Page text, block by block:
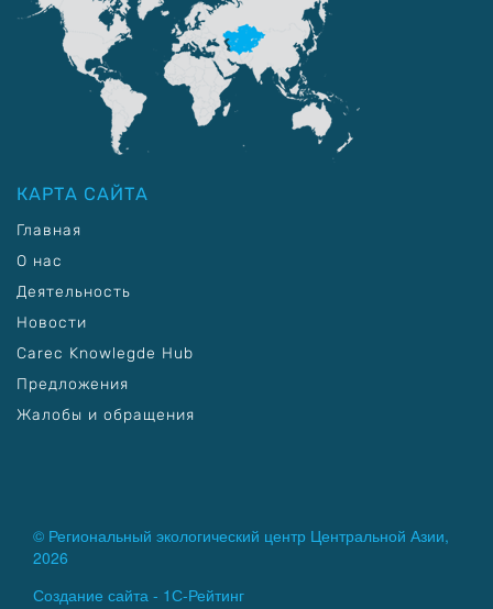
КАРТА САЙТА
Главная
О нас
Деятельность
Новости
Carec Knowlegde Hub
Предложения
Жалобы и обращения
© Региональный экологический центр Центральной Азии,
2026
Создание сайта - 1С-Рейтинг